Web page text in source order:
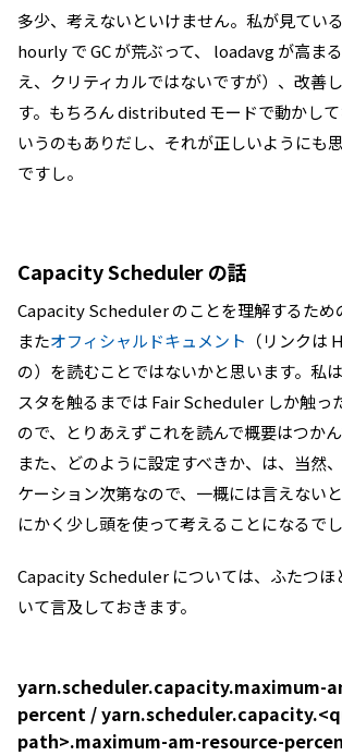
多少、考えないといけません。私が見ている
hourly で GC が荒ぶって、 loadavg が高ま
え、クリティカルではないですが）、改善
す。もちろん distributed モードで動かし
いうのもありだし、それが正しいようにも
ですし。
Capacity Scheduler の話
Capacity Scheduler のことを理解するため
またオフィシャルドキュメント （リンクは
の）を読むことではないかと思います。私
スタを触るまでは Fair Scheduler しか触っ
ので、とりあえずこれを読んで概要はつかん
また、どのように設定すべきか、は、当然
ケーション次第なので、一概には言えない
にかく少し頭を使って考えることになるでし
Capacity Scheduler については、ふたつほ
いて言及しておきます。
yarn.scheduler.capacity.maximum-
percent /
path>.maximum-am-resource-